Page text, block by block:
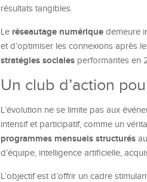
résultats tangibles.
Le réseautage numérique demeure
et d’optimiser les connexions après
stratégies sociales performantes en
Un club d’action
L’évolution ne se limite pas aux
intensif et participatif, comme un
programmes mensuels structurés
d’équipe, intelligence artificielle,
L’objectif est d’offrir un cadre